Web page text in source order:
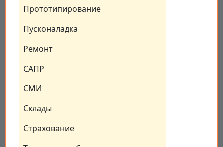
Прототипирование
Пусконаладка
Ремонт
САПР
СМИ
Склады
Страхование